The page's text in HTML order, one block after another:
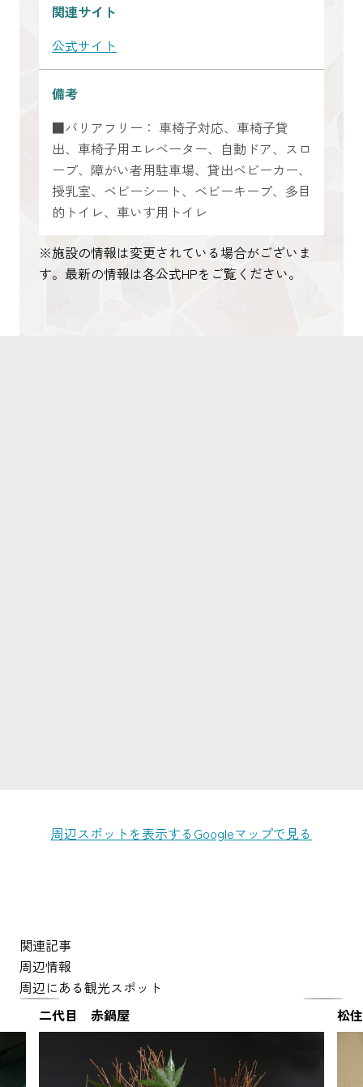
関連サイト
公式サイト
備考
■バリアフリー： 車椅子対応、車椅子貸
出、車椅子用エレベーター、自動ドア、スロ
ープ、障がい者用駐車場、貸出ベビーカー、
授乳室、ベビーシート、ベビーキープ、多目
的トイレ、車いす用トイレ
※施設の情報は変更されている場合がございま
す。最新の情報は各公式HPをご覧ください。
周辺スポットを表示するGoogleマップで見る
関連記事
周辺情報
周辺にある観光スポット
二代目 赤鍋屋
松